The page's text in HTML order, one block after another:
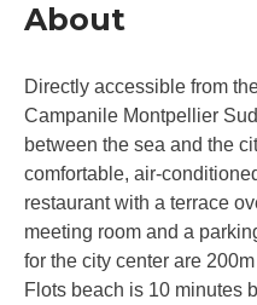
About
Directly accessible from
Campanile Montpellier
between the sea and the
comfortable, air-
restaurant with a terrace
meeting room and a
for the city center are
Flots beach is 10 minutes